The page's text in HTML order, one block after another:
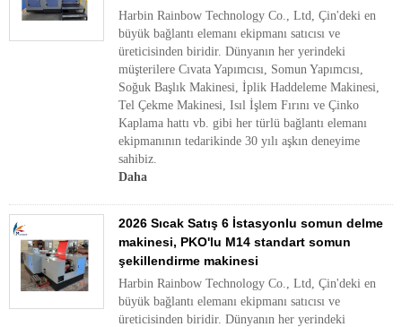
Harbin Rainbow Technology Co., Ltd, Çin'deki en
büyük bağlantı elemanı ekipmanı satıcısı ve
üreticisinden biridir. Dünyanın her yerindeki
müşterilere Cıvata Yapımcısı, Somun Yapımcısı,
Soğuk Başlık Makinesi, İplik Haddeleme Makinesi,
Tel Çekme Makinesi, Isıl İşlem Fırını ve Çinko
Kaplama hattı vb. gibi her türlü bağlantı elemanı
ekipmanının tedarikinde 30 yılı aşkın deneyime
sahibiz.
Daha
2026 Sıcak Satış 6 İstasyonlu somun delme
makinesi, PKO'lu M14 standart somun
şekillendirme makinesi
Harbin Rainbow Technology Co., Ltd, Çin'deki en
büyük bağlantı elemanı ekipmanı satıcısı ve
üreticisinden biridir. Dünyanın her yerindeki